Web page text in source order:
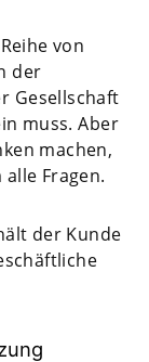
von
der
Gesellschaft
muss. Aber
machen,
Fragen.
der Kunde